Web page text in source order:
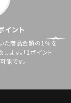
イント
た商品金額の1％を
ます。「1ポイント＝
能です。